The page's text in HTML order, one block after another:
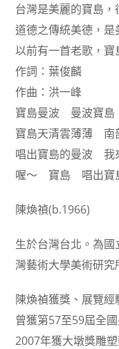
台灣是美麗的寶島
道德之傳統美德，是
以前有一首老歌，寶
作詞：葉俊麟
作曲：洪一峰
寶島曼波 曼波寶
寶島天清雲薄薄 南
唱出寶島的曼波 我
喔～ 寶島 唱出寶
陳煥禎(b.1966)
生於台灣台北。為
灣藝術大學美術研究
陳煥禎獲獎、展覽經
曾獲第57至59屆全
2007年獲大墩獎雕